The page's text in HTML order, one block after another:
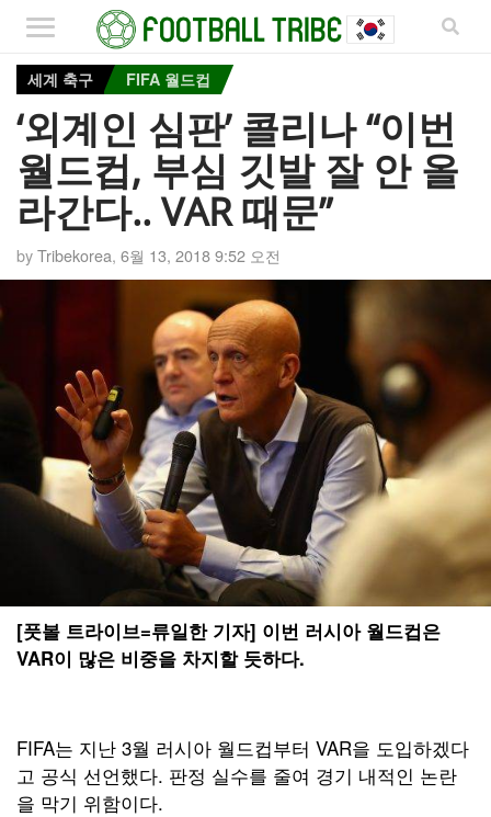
세계 축구 FIFA 월드컵
‘외계인 심판’ 콜리나 “이번
월드컵, 부심 깃발 잘 안 올
라간다.. VAR 때문”
byTribekorea, 6월 13, 2018 9:52 오전
[풋볼 트라이브=류일한 기자] 이번 러시아 월드컵은
VAR이 많은 비중을 차지할 듯하다.
FIFA는 지난 3월 러시아 월드컵부터 VAR을 도입하겠다
고 공식 선언했다. 판정 실수를 줄여 경기 내적인 논란
을 막기 위함이다.